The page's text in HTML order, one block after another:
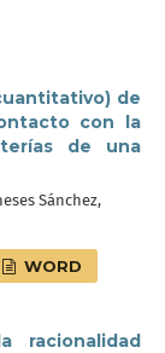
de
con la
de una
Sánchez,
WORD
racionalidad